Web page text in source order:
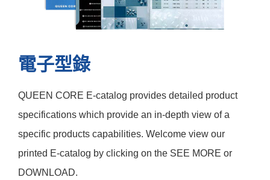
電子型錄
QUEEN CORE E-catalog provides detailed product
specifications which provide an in-depth view of a
specific products capabilities. Welcome view our
printed E-catalog by clicking on the SEE MORE or
DOWNLOAD.